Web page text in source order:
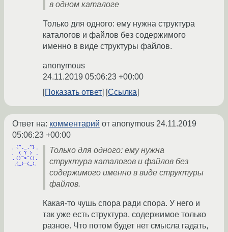
в одном каталоге
Только для одного: ему нужна структура
каталогов и файлов без содержимого
именно в виде структуры файлов.
anonymous
24.11.2019 05:06:23 +00:00
Показать ответ
Ссылка
Ответ на: комментарий от anonymous 24.11.2019
05:06:23 +00:00
Только для одного: ему нужна
структура каталогов и файлов без
содержимого именно в виде структуры
файлов.
Какая-то чушь спора ради спора. У него и
так уже есть структура, содержимое только
разное. Что потом будет нет смысла гадать,